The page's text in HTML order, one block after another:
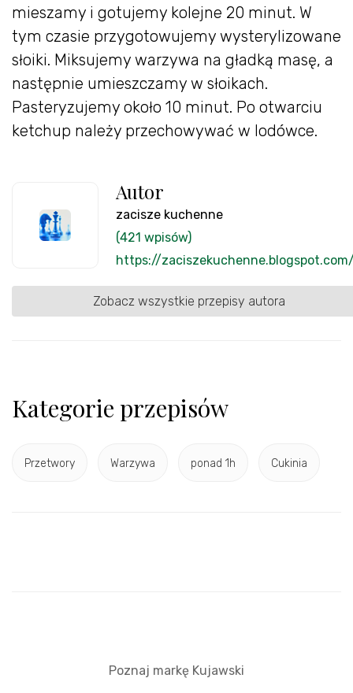
mieszamy i gotujemy kolejne 20 minut. W
tym czasie przygotowujemy wysterylizowane
słoiki. Miksujemy warzywa na gładką masę, a
następnie umieszczamy w słoikach.
Pasteryzujemy około 10 minut. Po otwarciu
ketchup należy przechowywać w lodówce.
Autor
zacisze kuchenne
(421 wpisów)
https://
Zobacz wszystkie przepisy autora
Kategorie przepisów
Przetwory Warzywa ponad 1h Cukinia
Poznaj markę Kujawski